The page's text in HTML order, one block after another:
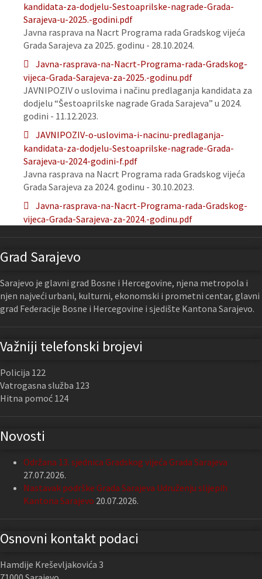
kandidata-za-dodjelu-Sestoaprilske-nagrade-Grada-
Sarajeva-u-2025.-godini.pdf
Javna rasprava na Nacrt Programa rada Gradskog vijeća
Grada Sarajeva za 2025. godinu - 28.10.2024.
Javna-rasprava-na-Nacrt-Programa-rada-Gradskog-
vijeca-Grada-Sarajeva-za-2025.-godinu.pdf
JAVNIPOZIV o uslovima i načinu predlaganja kandidata za
dodjelu “Šestoaprilske nagrade Grada Sarajeva” u 2024.
godini - 11.12.2023.
JAVNIPOZIV-o-uslovima-i-nacinu-predlaganja-
kandidata-za-dodjelu-Sestoaprilske-nagrade-Grada-
Sarajeva-u-2024-godini-f.pdf
Javna rasprava na Nacrt Programa rada Gradskog vijeća
Grada Sarajeva za 2024. godinu - 30.10.2023.
Javna-rasprava-na-Nacrt-Programa-rada-Gradskog-
vijeca-Grada-Sarajeva-za-2024.-godinu.pdf
Grad Sarajevo
Sarajevo je glavni grad Bosne i Hercegovine, njena metropola i
njen najveći urbani, kulturni, ekonomski i prometni centar, glavni
grad Federacije Bosne i Hercegovine i sjedište Kantona Sarajevo.
Važniji telefonski brojevi
Policija 122
Vatrogasna služba 123
Hitna pomoć 124
Novosti
Održana 13. sjednica Gradskog vijeća Grada Sarajeva
27.07.2026.
Nastavak podrške Grada Sarajeva Udruženju slijepih
Kantona Sarajevo 20.07.2026.
Osnovni kontakt podaci
Hamdije Kreševljakovića 3